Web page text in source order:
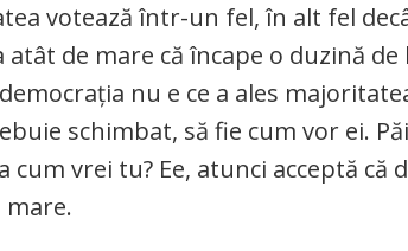
votează într-un fel, în alt fel
de mare că încape o duzină
nu e ce a ales
schimbat, să fie cum vor ei.
vrei tu? Ee, atunci acceptă că